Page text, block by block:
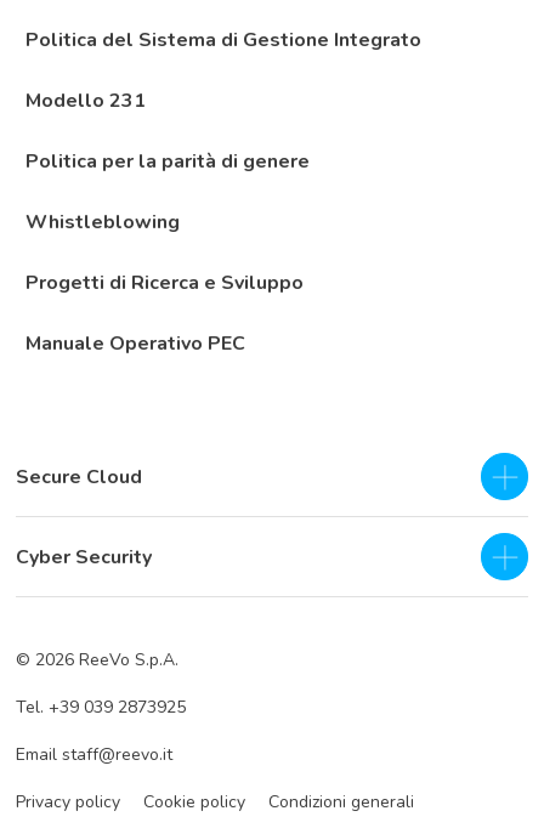
Politica del Sistema di Gestione Integrato
Modello 231
Politica per la parità di genere
Whistleblowing
Progetti di Ricerca e Sviluppo
Manuale Operativo PEC
Secure Cloud
IaaS - Private Cloud
Private Cloud
Cyber Security
Incident Response
© 2026 ReeVo S.p.A.
Tel. +39 039 2873925
Email staff@reevo.it
Privacy policy Cookie policy Condizioni generali